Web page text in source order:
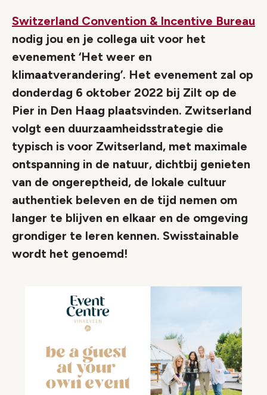
Switzerland Convention & Incentive Bureau
nodig jou en je collega uit voor het
evenement ‘Het weer en
klimaatverandering’. Het evenement zal op
donderdag 6 oktober 2022 bij Zilt op de
Pier in Den Haag plaatsvinden. Zwitserland
volgt een duurzaamheidsstrategie die
typisch is voor Zwitserland, met maximale
ontspanning in de natuur, dichtbij genieten
van de ongereptheid, de lokale cultuur
authentiek beleven en de tijd nemen om
langer te blijven en elkaar en de omgeving
grondiger te leren kennen. Swisstainable
wordt het genoemd!